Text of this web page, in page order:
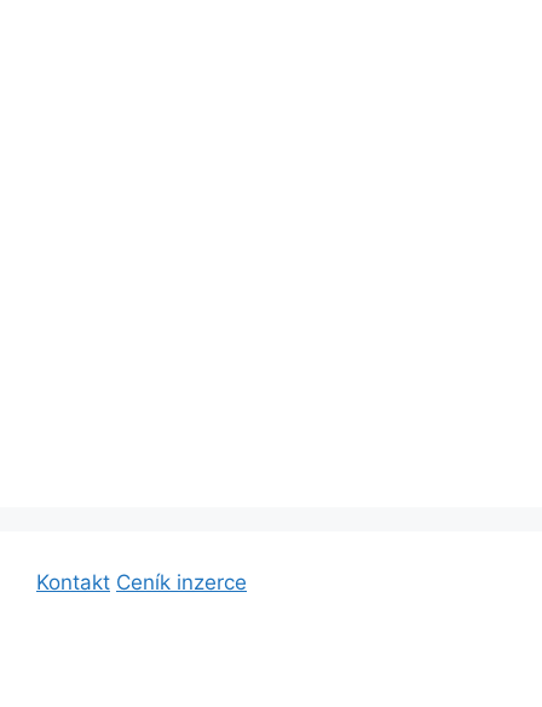
Kontakt Ceník inzerce